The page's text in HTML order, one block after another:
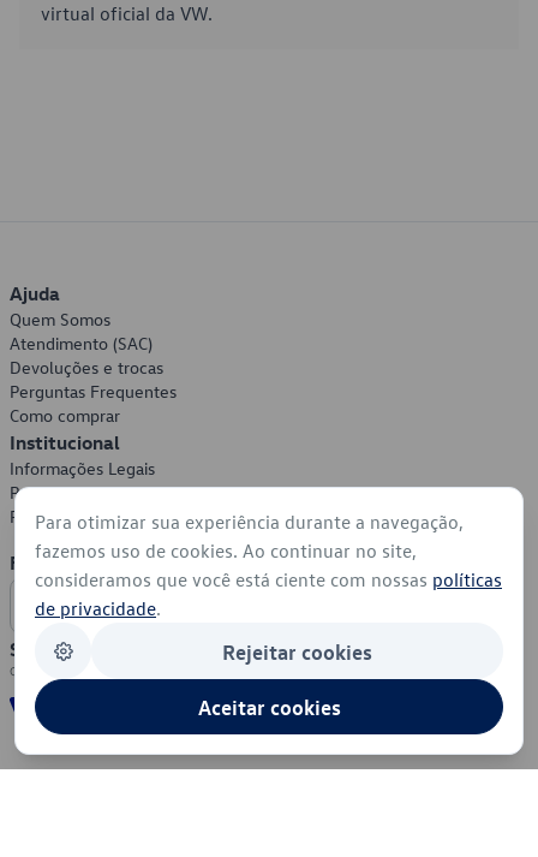
virtual oficial da VW.
Ajuda
Quem Somos
Atendimento (SAC)
Devoluções e trocas
Perguntas Frequentes
Como comprar
Institucional
Informações Legais
Política de Privacidade
Política de Cookies
Formas de Pagamento
Segurança
Para otimizar sua experiência durante a navegação,
fazemos uso de cookies. Ao continuar no site,
consideramos que você está ciente com nossas políticas
de privacidade.
Rejeitar cookies
Aceitar cookies